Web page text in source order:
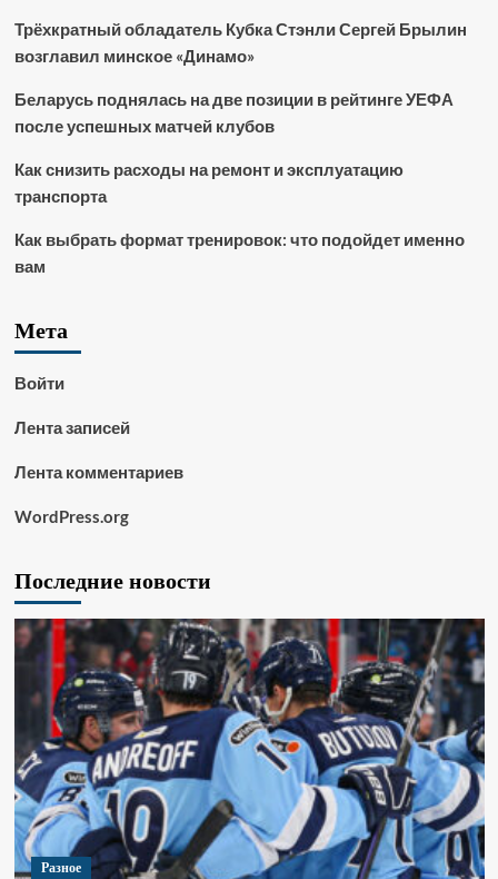
Трёхкратный обладатель Кубка Стэнли Сергей Брылин
возглавил минское «Динамо»
Беларусь поднялась на две позиции в рейтинге УЕФА
после успешных матчей клубов
Как снизить расходы на ремонт и эксплуатацию
транспорта
Как выбрать формат тренировок: что подойдет именно
вам
Мета
Войти
Лента записей
Лента комментариев
WordPress.org
Последние новости
Разное